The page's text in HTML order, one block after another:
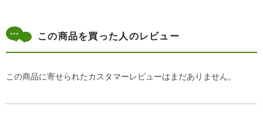
この商品を買った人のレビュー
この商品に寄せられたカスタマーレビューはまだありません。